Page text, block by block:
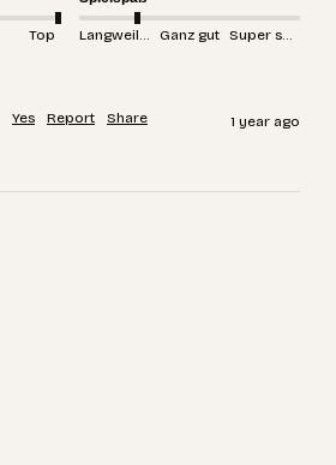
Top Langweilig Ganz gut Super spannend
Yes Report Share 1 year ago